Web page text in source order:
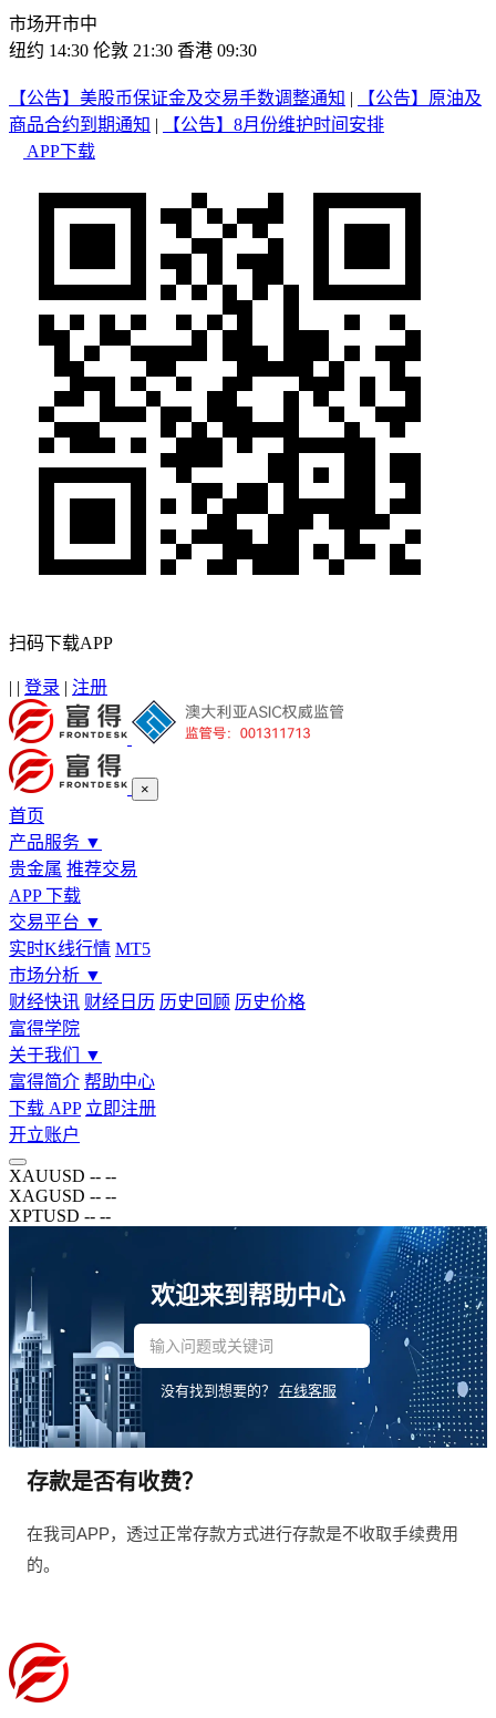
市场开市中
纽约 14:30 伦敦 21:30 香港 09:30
【公告】美股币保证金及交易手数调整通知 |
【公告】原油及
商品合约到期通知 |
【公告】8月份维护时间安排
APP下载
扫码下载APP
| | 登录 | 注册
×
首页
产品服务 ▼
贵金属 推荐交易
APP 下载
交易平台 ▼
实时K线行情 MT5
市场分析 ▼
财经快讯 财经日历 历史回顾 历史价格
富得学院
关于我们
▼
富得简介 帮助中心
下载 APP 立即注册
开立账户
XAUUSD -- --
XAGUSD -- --
XPTUSD -- --
欢迎来到帮助中心
没有找到想要的？ 在线客服
存款是否有收费？
在我司APP，透过正常存款方式进行存款是不收取手续费用
的。